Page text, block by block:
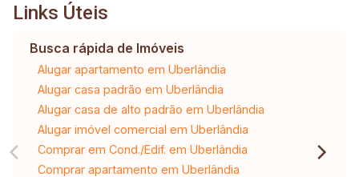
Links Úteis
Busca rápida de Imóveis
Alugar apartamento em Uberlândia
Alugar casa padrão em Uberlândia
Alugar casa de alto padrão em Uberlândia
Alugar imóvel comercial em Uberlândia
Comprar em Cond./Edif. em Uberlândia
Comprar apartamento em Uberlândia